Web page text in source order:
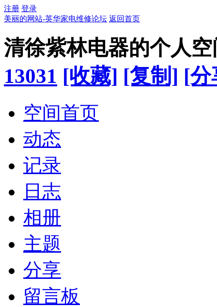
注册 登录
美丽的网站-英华家电维修论坛 返回首页
清徐紫林电器的个人空
13031 [收藏] [复制] [分
空间首页
动态
记录
日志
相册
主题
分享
留言板